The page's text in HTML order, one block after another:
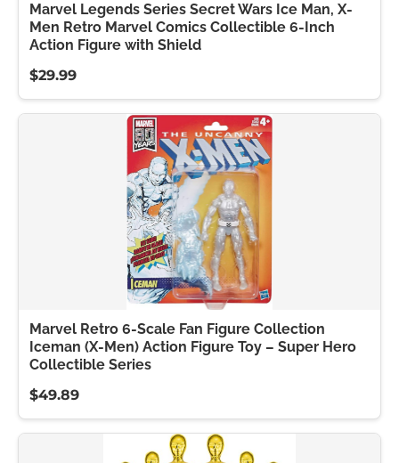
Marvel Legends Series Secret Wars Ice Man, X-
Men Retro Marvel Comics Collectible 6-Inch
Action Figure with Shield
$29.99
Marvel Retro 6-Scale Fan Figure Collection
Iceman (X-Men) Action Figure Toy – Super Hero
Collectible Series
$49.89